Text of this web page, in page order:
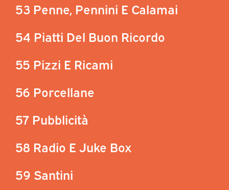
53 Penne, Pennini E Calamai
54 Piatti Del Buon Ricordo
55 Pizzi E Ricami
56 Porcellane
57 Pubblicità
58 Radio E Juke Box
59 Santini